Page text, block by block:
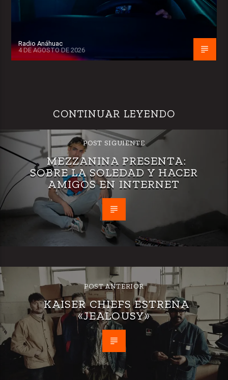
Radio Anáhuac
4 DE AGOSTO DE 2026
CONTINUAR LEYENDO
POST SIGUIENTE
MEZZANINA PRESENTA:
SOBRE LA SOLEDAD Y HACER
AMIGOS EN INTERNET
POST ANTERIOR
KAISER CHIEFS ESTRENA
«JEALOUSY»